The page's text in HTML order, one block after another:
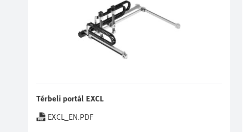
Térbeli portál EXCL
EXCL_EN.PDF